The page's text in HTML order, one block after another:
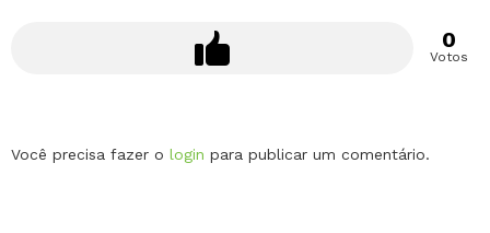
0
Votos
Deixe
Você precisa fazer o login para publicar um comentário.